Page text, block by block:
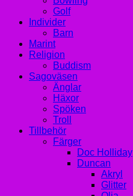
Golf
Individer
Barn
Marint
Religion
Buddism
Sagoväsen
Änglar
Häxor
Spöken
Troll
Tillbehör
Färger
Doc Holliday
Duncan
Akryl
Glitter